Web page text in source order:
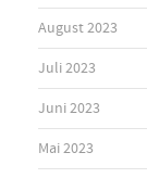
August 2023
Juli 2023
Juni 2023
Mai 2023